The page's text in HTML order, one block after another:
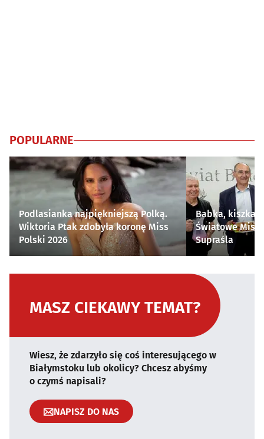
POPULARNE
Podlasianka najpiękniejszą Polką.
Wiktoria Ptak zdobyła koronę Miss
Polski 2026
Babka, kiszka i
Światowe
Supraśla
MASZ CIEKAWY TEMAT?
Wiesz, że zdarzyło się coś interesującego w
Białymstoku lub okolicy? Chcesz abyśmy
o czymś napisali?
NAPISZ DO NAS